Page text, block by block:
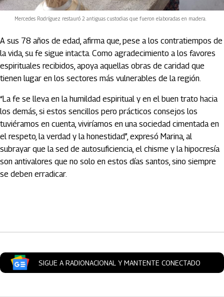
Mercedes Rodríguez restauró 2 antiguas custodias que fueron elaboradas en madera.
A sus 78 años de edad, afirma que, pese a los contratiempos de
la vida, su fe sigue intacta. Como agradecimiento a los favores
espirituales recibidos, apoya aquellas obras de caridad que
tienen lugar en los sectores más vulnerables de la región.
“La fe se lleva en la humildad espiritual y en el buen trato hacia
los demás, si estos sencillos pero prácticos consejos los
tuviéramos en cuenta, viviríamos en una sociedad cimentada en
el respeto, la verdad y la honestidad”, expresó Marina, al
subrayar que la sed de autosuficiencia, el chisme y la hipocresía
son antivalores que no solo en estos días santos, sino siempre
se deben erradicar.
SIGUE A RADIONACIONAL Y MANTENTE CONECTADO